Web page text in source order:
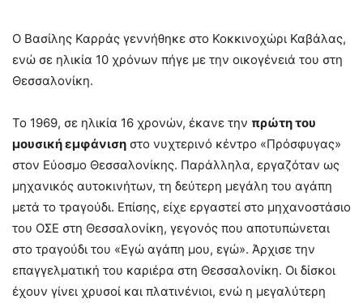
Ο Βασίλης Καρράς γεννήθηκε στο Κοκκινοχώρι Καβάλας,
ενώ σε ηλικία 10 χρόνων πήγε με την οικογένειά του στη
Θεσσαλονίκη.
Το 1969, σε ηλικία 16 χρονών, έκανε την πρώτη του
μουσική εμφάνιση στο νυχτερινό κέντρο «Πρόσφυγας»
στον Εύοσμο Θεσσαλονίκης. Παράλληλα, εργαζόταν ως
μηχανικός αυτοκινήτων, τη δεύτερη μεγάλη του αγάπη
μετά το τραγούδι. Επίσης, είχε εργαστεί στο μηχανοστάσιο
του ΟΣΕ στη Θεσσαλονίκη, γεγονός που αποτυπώνεται
στο τραγούδι του «Εγώ αγάπη μου, εγώ». Άρχισε την
επαγγελματική του καριέρα στη Θεσσαλονίκη. Οι δίσκοι
έχουν γίνει χρυσοί και πλατινένιοι, ενώ η μεγαλύτερη